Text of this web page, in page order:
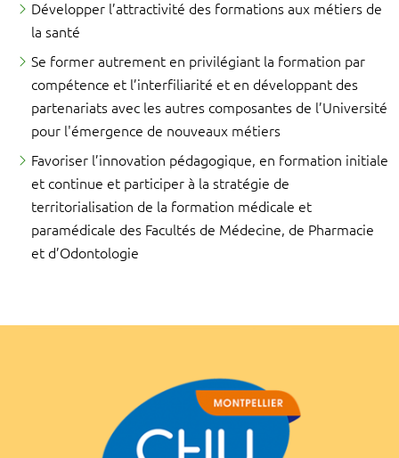
Développer l’attractivité des formations aux métiers de
la santé
Se former autrement en privilégiant la formation par
compétence et l’interfiliarité et en développant des
partenariats avec les autres composantes de l’Université
pour l'émergence de nouveaux métiers
Favoriser l’innovation pédagogique, en formation initiale
et continue et participer à la stratégie de
territorialisation de la formation médicale et
paramédicale des Facultés de Médecine, de Pharmacie
et d’Odontologie